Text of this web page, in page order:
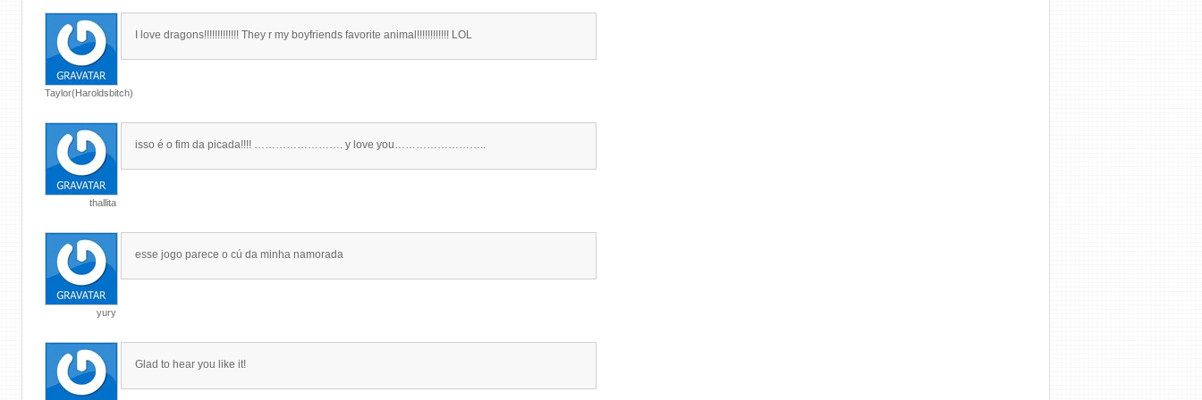
Taylor(Haroldsbitch)
I love dragons!!!!!!!!!!!!! They r my boyfriends favorite animal!!!!!!!!!!!! LOL
thallita
isso é o fim da picada!!!! ……………………. y love you……………………..
yury
esse jogo parece o cú da minha namorada
Glad to hear you like it!